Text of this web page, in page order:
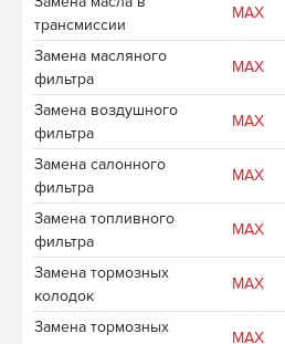
трансмиссии
MAX
Замена масляного
фильтра
MAX
Замена воздушного
фильтра
MAX
Замена салонного
фильтра
MAX
Замена топливного
фильтра
MAX
Замена тормозных
колодок
MAX
Замена тормозных
MAX